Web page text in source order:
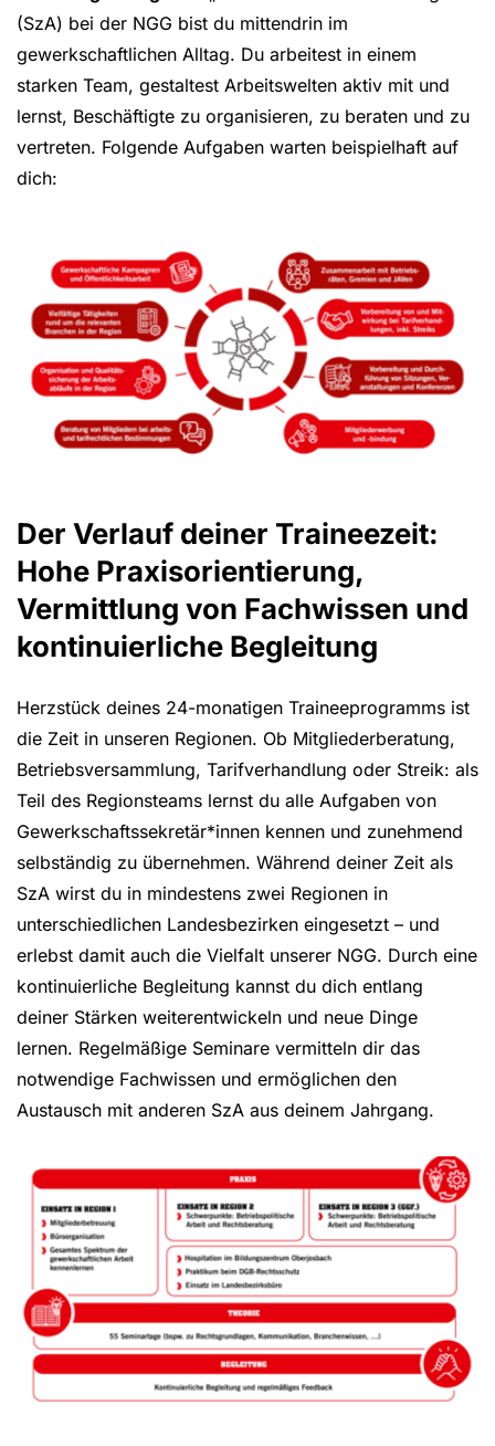
(SzA) bei der NGG bist du mittendrin im
gewerkschaftlichen Alltag. Du arbeitest in einem
starken Team, gestaltest Arbeitswelten aktiv mit und
lernst, Beschäftigte zu organisieren, zu beraten und zu
vertreten. Folgende Aufgaben warten beispielhaft auf
dich:
Der Verlauf deiner Traineezeit:
Hohe Praxisorientierung,
Vermittlung von Fachwissen und
kontinuierliche Begleitung
Herzstück deines 24-monatigen Traineeprogramms ist
die Zeit in unseren Regionen. Ob Mitgliederberatung,
Betriebsversammlung, Tarifverhandlung oder Streik: als
Teil des Regionsteams lernst du alle Aufgaben von
Gewerkschaftssekretär*innen kennen und zunehmend
selbständig zu übernehmen. Während deiner Zeit als
SzA wirst du in mindestens zwei Regionen in
unterschiedlichen Landesbezirken eingesetzt – und
erlebst damit auch die Vielfalt unserer NGG. Durch eine
kontinuierliche Begleitung kannst du dich entlang
deiner Stärken weiterentwickeln und neue Dinge
lernen. Regelmäßige Seminare vermitteln dir das
notwendige Fachwissen und ermöglichen den
Austausch mit anderen SzA aus deinem Jahrgang.